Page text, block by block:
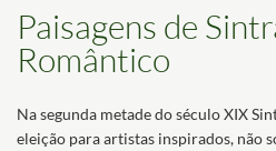
Paisagens de
Romântico
Na segunda metade do século XIX
eleição para artistas inspirados, não